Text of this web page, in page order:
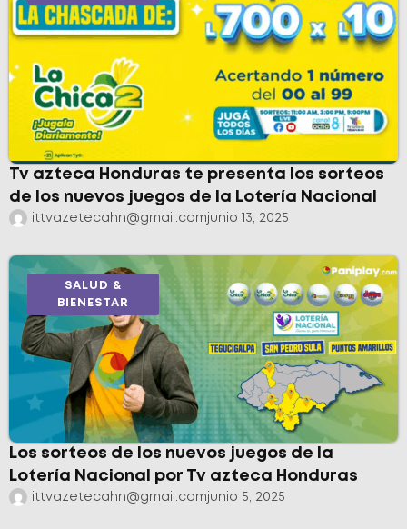
Tv azteca Honduras te presenta los sorteos
de los nuevos juegos de la Lotería Nacional
ittvazetecahn@gmail.comjunio 13, 2025
SALUD &
BIENESTAR
Los sorteos de los nuevos juegos de la
Lotería Nacional por Tv azteca Honduras
ittvazetecahn@gmail.comjunio 5, 2025